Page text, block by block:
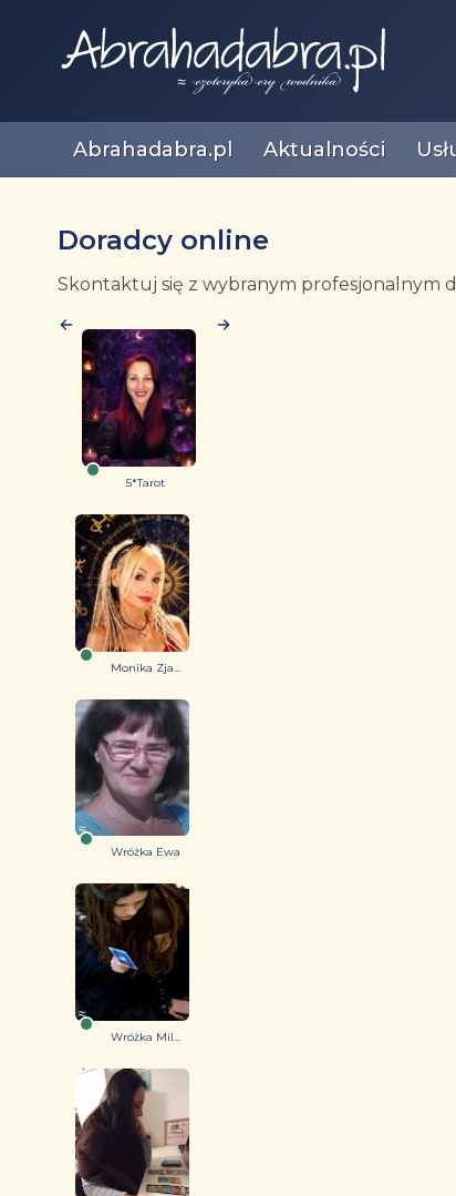
Abrahadabra.pl Aktualności
Doradcy online
Skontaktuj się z wybranym profesjonalnym
5*Tarot
Monika Zja...
Wróżka Ewa
Wróżka Mil...